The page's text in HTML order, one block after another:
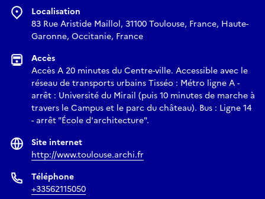
Jeudi 9 octobre de 9h à 12h
Deux ateliers sont proposés à toute personnes curieuse et
désireuse d’approcher ce domaine de manière pratique
Des doctorants du LRA (Laboratoire de Recherche en
Architecture), vous invitent à participer à une série d’ateliers
expérimentaux, conçus pour explorer autrement nos
manières d’apprendre, de fabriquer, et d’habiter le monde.
Pendant une matinée, des formats participatifs, sensibles et
concrets vous proposent de mettre les mains dans la matière
: tester, assembler, déconstruire, réimaginer. Bois, terre,
fibres naturelles ou matériaux oubliés deviendront le support
d’échanges ouverts entre recherche, pédagogie et
conception. Chaque atelier est une invitation à
Localisation
83 Rue Aristide Maillol, 31100 Toulouse, France, Haute-
Garonne, Occitanie, France
Accès
Accès A 20 minutes du Centre-ville. Accessible avec le
réseau de transports urbains Tisséo : Métro ligne A -
arrêt : Université du Mirail (puis 10 minutes de marche à
travers le Campus et le parc du château). Bus : Ligne 14
- arrêt "École d'architecture".
Site internet
http://www.toulouse.archi.fr
Téléphone
+33562115050